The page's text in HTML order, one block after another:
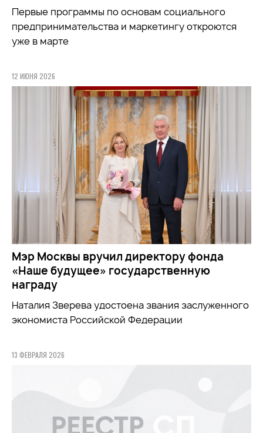
Первые программы по основам социального
предпринимательства и маркетингу откроются
уже в марте
12 ИЮНЯ 2026
Мэр Москвы вручил директору фонда
«Наше будущее» государственную
награду
Наталия Зверева удостоена звания заслуженного
экономиста Российской Федерации
13 ФЕВРАЛЯ 2026